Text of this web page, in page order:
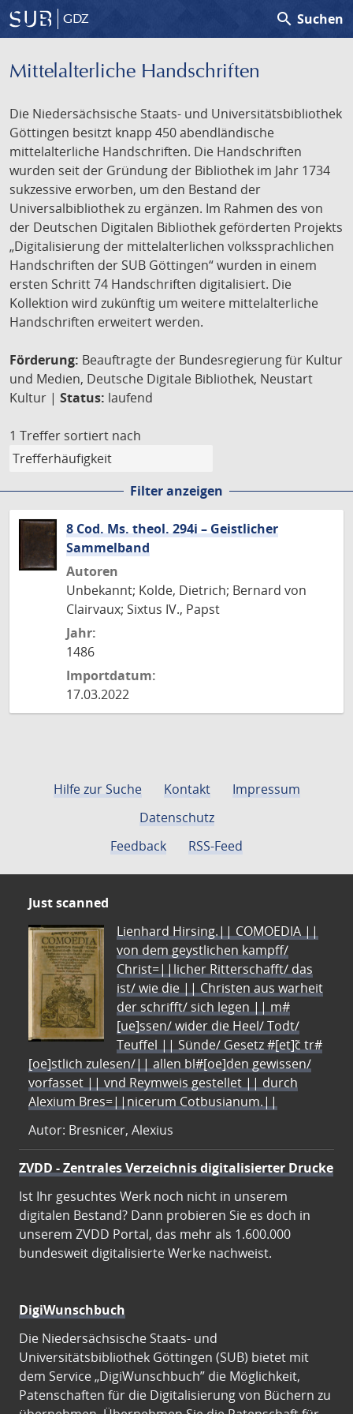
GDZ search Suchen
Mittelalterliche Handschriften
Die Niedersächsische Staats- und Universitätsbibliothek
Göttingen besitzt knapp 450 abendländische
mittelalterliche Handschriften. Die Handschriften
wurden seit der Gründung der Bibliothek im Jahr 1734
sukzessive erworben, um den Bestand der
Universalbibliothek zu ergänzen. Im Rahmen des von
der Deutschen Digitalen Bibliothek geförderten Projekts
„Digitalisierung der mittelalterlichen volkssprachlichen
Handschriften der SUB Göttingen“ wurden in einem
ersten Schritt 74 Handschriften digitalisiert. Die
Kollektion wird zukünftig um weitere mittelalterliche
Handschriften erweitert werden.
Förderung: Beauftragte der Bundesregierung für Kultur
und Medien, Deutsche Digitale Bibliothek, Neustart
Kultur | Status: laufend
1 Treffer sortiert nach
Filter anzeigen
8 Cod. Ms. theol. 294i – Geistlicher
Sammelband
Autoren
Unbekannt; Kolde, Dietrich; Bernard von
Clairvaux; Sixtus IV., Papst
Jahr:
1486
Importdatum:
17.03.2022
Hilfe zur Suche Kontakt
Impressum
Datenschutz
Feedback
RSS-Feed
Just scanned
Lienhard Hirsing.|| COMOEDIA ||
von dem geystlichen kampff/
Christ=||licher Ritterschafft/ das
ist/ wie die || Christen aus warheit
der schrifft/ sich legen || m#
[ue]ssen/ wider die Heel/ Todt/
Teuffel || Sünde/ Gesetz #[et]c̃ tr#
[oe]stlich zulesen/|| allen bl#[oe]den gewissen/
vorfasset || vnd Reymweis gestellet || durch
Alexium Bres=||nicerum Cotbusianum.||
Autor: Bresnicer, Alexius
ZVDD - Zentrales Verzeichnis digitalisierter Drucke
Ist Ihr gesuchtes Werk noch nicht in unserem
digitalen Bestand? Dann probieren Sie es doch in
unserem ZVDD Portal, das mehr als 1.600.000
bundesweit digitalisierte Werke nachweist.
DigiWunschbuch
Die Niedersächsische Staats- und
Universitätsbibliothek Göttingen (SUB) bietet mit
dem Service „DigiWunschbuch” die Möglichkeit,
Patenschaften für die Digitalisierung von Büchern zu